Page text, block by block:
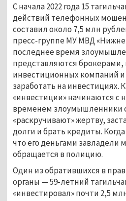
С начала 2022 года 15
действий телефонных
составил около 7,5 млн
пресс-группе МУ МВД
последнее время
представляются
инвестиционных компаний
заработать на инвестициях.
«инвестиции» начинаются с
временем злоумышленники
«раскручивают» жертву,
долги и брать кредиты.
что его деньгами завладели
обращается в полицию.
Один из обратившихся в
органы — 59-летний
«инвестировал» почти 2,5